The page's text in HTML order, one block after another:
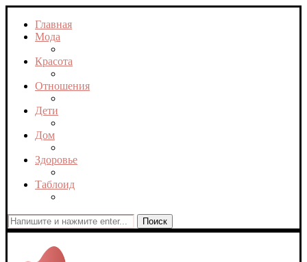
Главная
Мода
Красота
Отношения
Дети
Дом
Здоровье
Таблоид
Поиск